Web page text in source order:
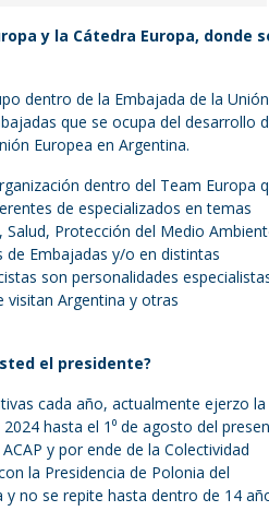
y la Cátedra Europa, donde
dentro de la Embajada de la Unión
que se ocupa del desarrollo
Europea en Argentina.
dentro del Team Europa
de especializados en temas
Protección del Medio
de Embajadas y/o en distintas
son personalidades
visitan Argentina y otras
el presidente?
cada año, actualmente ejerzo la
hasta el 1⁰ de agosto del
y por ende de la Colectividad
la Presidencia de Polonia del
y no se repite hasta dentro de 14